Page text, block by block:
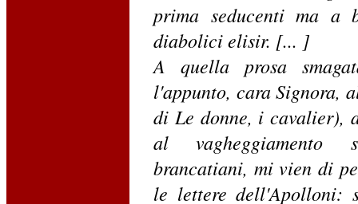
prima seducenti ma a
diabolici elisir. [... ]
A quella prosa
l'appunto, cara Signora,
di Le donne, i cavalier),
al vagheggiamento
brancatiani, mi vien di
le lettere dell'Apolloni: